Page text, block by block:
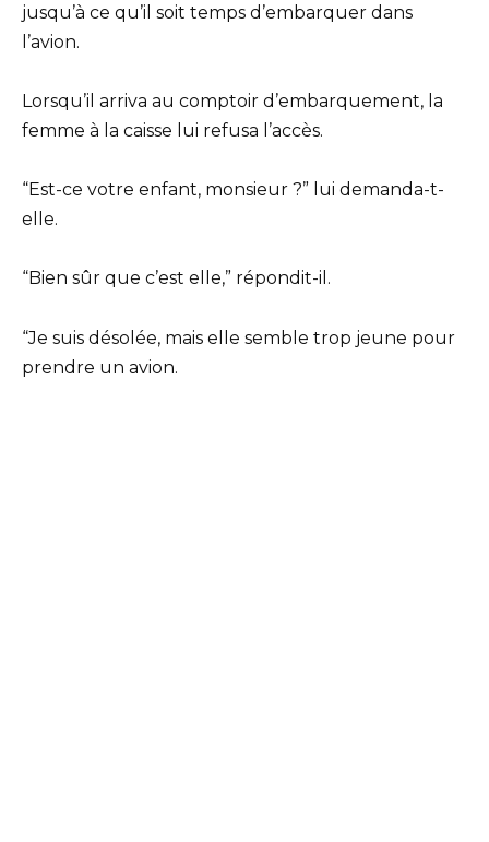
jusqu’à ce qu’il soit temps d’embarquer dans
l’avion.
Lorsqu’il arriva au comptoir d’embarquement, la
femme à la caisse lui refusa l’accès.
“Est-ce votre enfant, monsieur ?” lui demanda-t-
elle.
“Bien sûr que c’est elle,” répondit-il.
“Je suis désolée, mais elle semble trop jeune pour
prendre un avion.